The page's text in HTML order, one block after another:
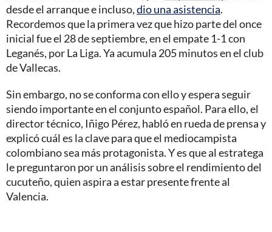
desde el arranque e incluso,dio una asistencia.
Recordemos que la primera vez que hizo parte del once
inicial fue el 28 de septiembre, en el empate 1-1 con
Leganés, por La Liga. Ya acumula 205 minutos en el club
de Vallecas.
Sin embargo, no se conforma con ello y espera seguir
siendo importante en el conjunto español. Para ello, el
director técnico, Iñigo Pérez, habló en rueda de prensa y
explicó cuál es la clave para que el mediocampista
colombiano sea más protagonista. Y es que al estratega
le preguntaron por un análisis sobre el rendimiento del
cucuteño, quien aspira a estar presente frente al
Valencia.